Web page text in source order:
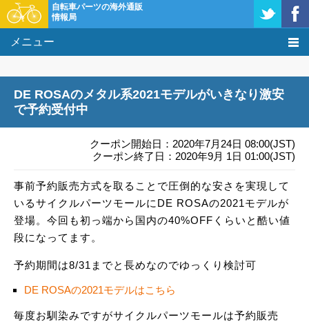
自転車パーツの海外通販
情報局
メニュー
基礎知識
クーポン＆セール
DE ROSAのメタル系2021モデルがいきなり激安
で予約受付中
クーポン開始日：2020年7月24日 08:00(JST)
クーポン終了日：2020年9月 1日 01:00(JST)
事前予約販売方式を取ることで圧倒的な安さを実現して
いるサイクルパーツモールにDE ROSAの2021モデルが
登場。今回も初っ端から国内の40%OFFくらいと酷い値
段になってます。
予約期間は8/31までと長めなのでゆっくり検討可
DE ROSAの2021モデルはこちら
毎度お馴染みですがサイクルパーツモールは予約販売